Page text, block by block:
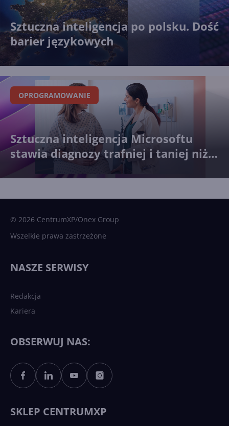
Microsoft wśród założycieli
Open Secure AI Alliance do
walki z zagrożeniami AI
modele AI w aplikacjach i
chmurze
AI w Eksploratorze plików.
Microsoft testuje nową
funkcję w Windows 11
Sztuczna inteligencja po polsku. Dość
barier językowych
OPROGRAMOWANIE
Sztuczna inteligencja Microsoftu
stawia diagnozy trafniej i taniej niż
lekarze
© 2026 CentrumXP/Onex Group
Wszelkie prawa zastrzeżone
NASZE SERWISY
Redakcja
Kariera
OBSERWUJ NAS:
SKLEP CENTRUMXP